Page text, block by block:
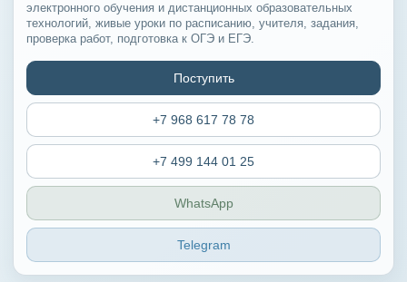
электронного обучения и дистанционных образовательных
технологий, живые уроки по расписанию, учителя, задания,
проверка работ, подготовка к ОГЭ и ЕГЭ.
Поступить
+7 968 617 78 78
+7 499 144 01 25
WhatsApp
Telegram